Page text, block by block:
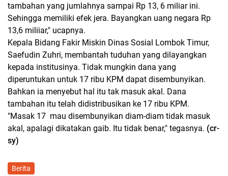
tambahan yang jumlahnya sampai Rp 13, 6 miliar ini.
Sehingga memiliki efek jera. Bayangkan uang negara Rp
13,6 miliiar," ucapnya.
Kepala Bidang Fakir Miskin Dinas Sosial Lombok Timur,
Saefudin Zuhri, membantah tuduhan yang dilayangkan
kepada institusinya. Tidak mungkin dana yang
diperuntukan untuk 17 ribu KPM dapat disembunyikan.
Bahkan ia menyebut hal itu tak masuk akal. Dana
tambahan itu telah didistribusikan ke 17 ribu KPM.
"Masak 17 mau disembunyikan diam-diam tidak masuk
akal, apalagi dikatakan gaib. Itu tidak benar," tegasnya. (cr-
sy)
Berita